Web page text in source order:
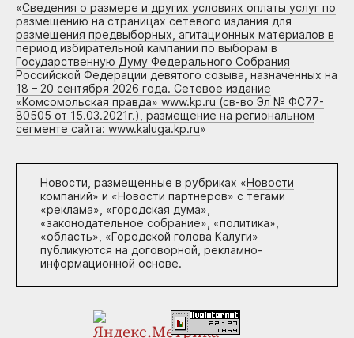
«Сведения о размере и других условиях оплаты услуг по
размещению на страницах сетевого издания для
размещения предвыборных, агитационных материалов в
период избирательной кампании по выборам в
Государственную Думу Федерального Собрания
Российской Федерации девятого созыва, назначенных на
18 – 20 сентября 2026 года. Сетевое издание
«Комсомольская правда» www.kp.ru (св-во Эл № ФС77-
80505 от 15.03.2021г.), размещение на региональном
сегменте сайта: www.kaluga.kp.ru»
Новости, размещенные в рубриках «Новости
компаний» и «Новости партнеров» с тегами
«реклама», «городская дума»,
«законодательное собрание», «политика»,
«область», «Городской голова Калуги»
публикуются на договорной, рекламно-
информационной основе.